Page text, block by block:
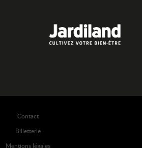
Contact
Billetterie
Mentions légales